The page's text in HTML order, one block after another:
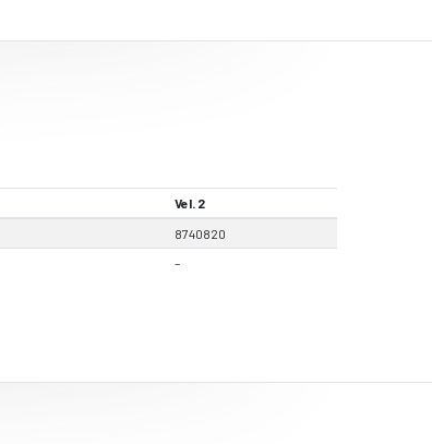
Vel. 2
8740820
–